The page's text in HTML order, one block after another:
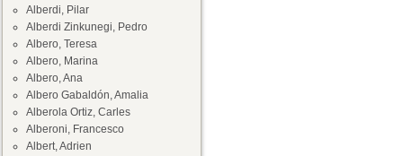
Alberdi, Pilar
Alberdi Zinkunegi, Pedro
Albero, Teresa
Albero, Marina
Albero, Ana
Albero Gabaldón, Amalia
Alberola Ortiz, Carles
Alberoni, Francesco
Albert, Adrien